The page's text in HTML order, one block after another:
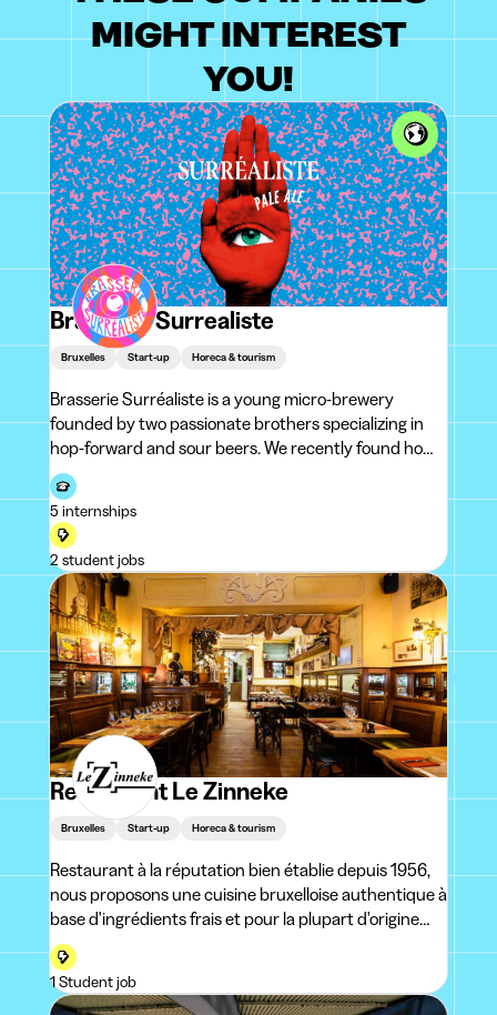
MIGHT INTEREST
YOU!
Brasserie Surrealiste
Bruxelles Start-up Horeca & tourism
Brasserie Surréaliste is a young micro-brewery
founded by two passionate brothers specializing in
hop-forward and sour beers. We recently found home
in the trendy neighborhood of Dansaert in Brussels, in
an iconic art-deco building of 1,500 square meters. We
have a 10HL brewhouse
5 internships
2 student jobs
Restaurant Le Zinneke
Bruxelles Start-up Horeca & tourism
Restaurant à la réputation bien établie depuis 1956,
nous proposons une cuisine bruxelloise authentique à
base d'ingrédients frais et pour la plupart d'origine
biologique. Nous sommes réputés pour nos moules de
zélande et nos viandes
1 Student job